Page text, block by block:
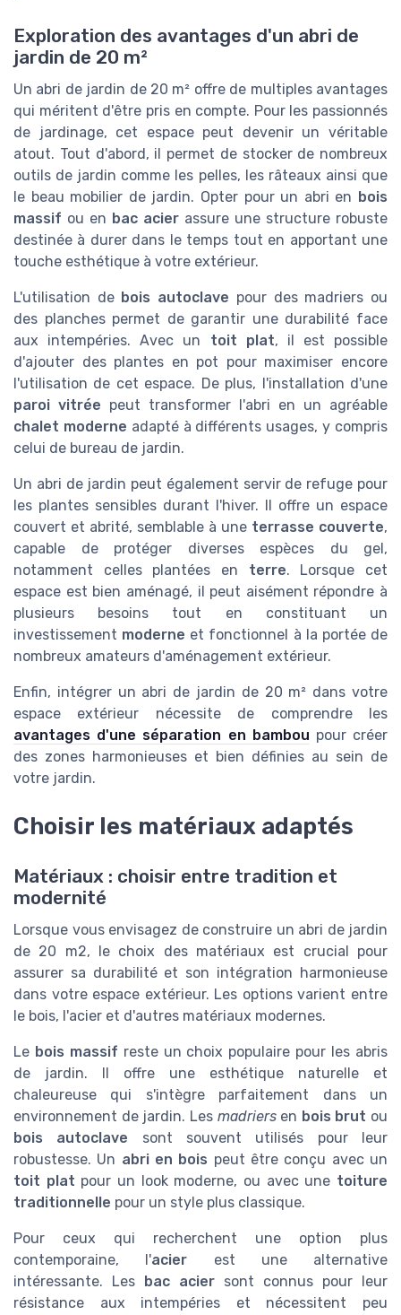
Exploration des avantages d'un abri de
jardin de 20 m²
Un abri de jardin de 20 m² offre de multiples avantages
qui méritent d'être pris en compte. Pour les passionnés
de jardinage, cet espace peut devenir un véritable
atout. Tout d'abord, il permet de stocker de nombreux
outils de jardin comme les pelles, les râteaux ainsi que
le beau mobilier de jardin. Opter pour un abri en bois
massif ou en bac acier assure une structure robuste
destinée à durer dans le temps tout en apportant une
touche esthétique à votre extérieur.
L'utilisation de bois autoclave pour des madriers ou
des planches permet de garantir une durabilité face
aux intempéries. Avec un toit plat, il est possible
d'ajouter des plantes en pot pour maximiser encore
l'utilisation de cet espace. De plus, l'installation d'une
paroi vitrée peut transformer l'abri en un agréable
chalet moderne adapté à différents usages, y compris
celui de bureau de jardin.
Un abri de jardin peut également servir de refuge pour
les plantes sensibles durant l'hiver. Il offre un espace
couvert et abrité, semblable à une terrasse couverte,
capable de protéger diverses espèces du gel,
notamment celles plantées en terre. Lorsque cet
espace est bien aménagé, il peut aisément répondre à
plusieurs besoins tout en constituant un
investissement moderne et fonctionnel à la portée de
nombreux amateurs d'aménagement extérieur.
Enfin, intégrer un abri de jardin de 20 m² dans votre
espace extérieur nécessite de comprendre les
avantages d'une séparation en bambou pour créer
des zones harmonieuses et bien définies au sein de
votre jardin.
Choisir les matériaux adaptés
Matériaux : choisir entre tradition et
modernité
Lorsque vous envisagez de construire un abri de jardin
de 20 m2, le choix des matériaux est crucial pour
assurer sa durabilité et son intégration harmonieuse
dans votre espace extérieur. Les options varient entre
le bois, l'acier et d'autres matériaux modernes.
Le bois massif reste un choix populaire pour les abris
de jardin. Il offre une esthétique naturelle et
chaleureuse qui s'intègre parfaitement dans un
environnement de jardin. Les madriersen bois brut ou
bois autoclave sont souvent utilisés pour leur
robustesse. Un abri en bois peut être conçu avec un
toit plat pour un look moderne, ou avec une toiture
traditionnelle pour un style plus classique.
Pour ceux qui recherchent une option plus
contemporaine, l'acier est une alternative
intéressante. Les bac acier sont connus pour leur
résistance aux intempéries et nécessitent peu